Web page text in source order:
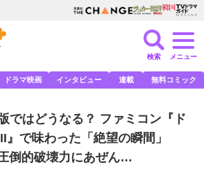
検索 メニュー
ドラマ映画 インタビュー 連載 無料コミック
ではどうなる？ ファミコン『ド
』で味わった「絶望の瞬間」
倒的破壊力にあぜん…